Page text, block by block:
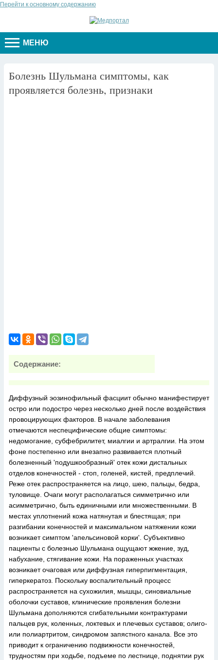
Перейти к основному содержанию
МЕНЮ
Болезнь Шульмана симптомы, как
проявляется болезнь, признаки
Содержание:
Диффузный эозинофильный фасциит обычно манифестирует
остро или подостро через несколько дней после воздействия
провоцирующих факторов. В начале заболевания
отмечаются неспецифические общие симптомы:
недомогание, субфебрилитет, миалгии и артралгии. На этом
фоне постепенно или внезапно развивается плотный
болезненный 'подушкообразный' отек кожи дистальных
отделов конечностей - стоп, голеней, кистей, предплечий.
Реже отек распространяется на лицо, шею, пальцы, бедра,
туловище. Очаги могут располагаться симметрично или
асимметрично, быть единичными или множественными. В
местах уплотнений кожа натянутая и блестящая; при
разгибании конечностей и максимальном натяжении кожи
возникает симптом 'апельсиновой корки'. Субъективно
пациенты с болезнью Шульмана ощущают жжение, зуд,
набухание, стягивание кожи. На пораженных участках
возникает очаговая или диффузная гиперпигментация,
гиперкератоз. Поскольку воспалительный процесс
распространяется на сухожилия, мышцы, синовиальные
оболочки суставов, клинические проявления болезни
Шульмана дополняются сгибательными контрактурами
пальцев рук, коленных, локтевых и плечевых суставов; олиго-
или полиартритом, синдромом запястного канала. Все это
приводит к ограничению подвижности конечностей,
трудностям при ходьбе, подъеме по лестнице, поднятии рук